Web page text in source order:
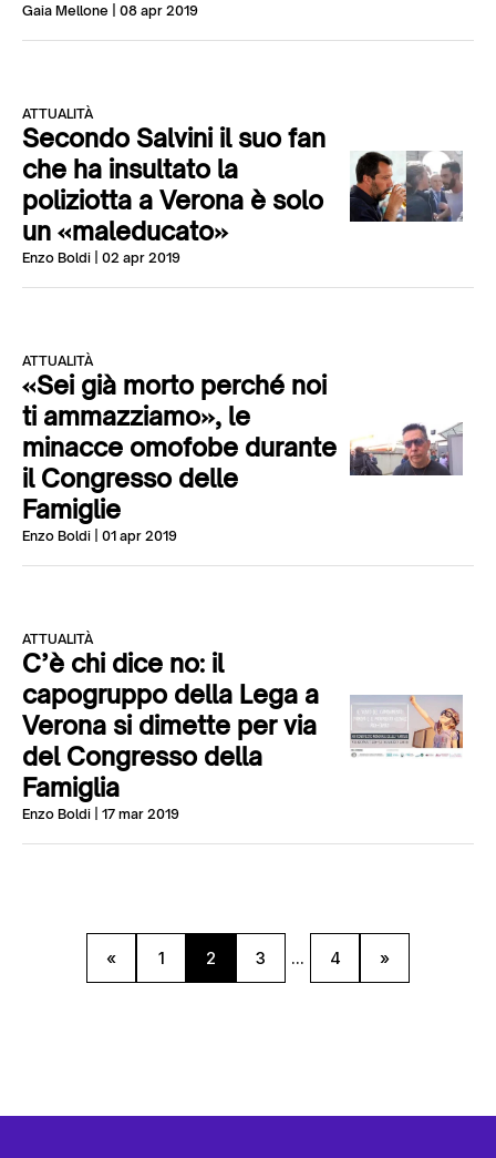
Gaia Mellone | 08 apr 2019
ATTUALITÀ
Secondo Salvini il suo fan
che ha insultato la
poliziotta a Verona è solo
un «maleducato»
Enzo Boldi | 02 apr 2019
ATTUALITÀ
«Sei già morto perché noi
ti ammazziamo», le
minacce omofobe durante
il Congresso delle
Famiglie
Enzo Boldi | 01 apr 2019
ATTUALITÀ
C’è chi dice no: il
capogruppo della Lega a
Verona si dimette per via
del Congresso della
Famiglia
Enzo Boldi | 17 mar 2019
« 1 2 3 ... 4 »